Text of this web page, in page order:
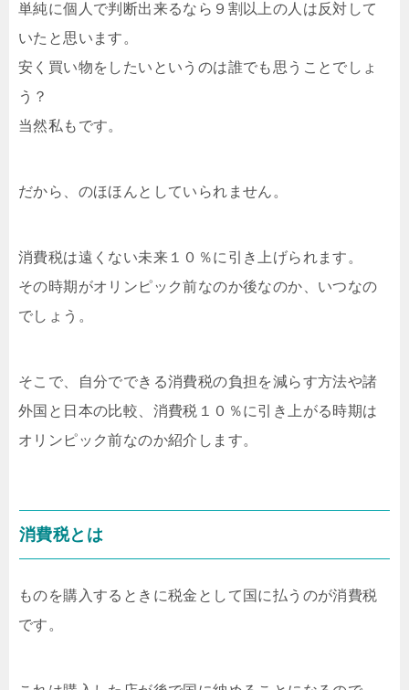
単純に個人で判断出来るなら９割以上の人は反対して
いたと思います。
安く買い物をしたいというのは誰でも思うことでしょ
う？
当然私もです。
だから、のほほんとしていられません。
消費税は遠くない未来１０％に引き上げられます。
その時期がオリンピック前なのか後なのか、いつなの
でしょう。
そこで、自分でできる消費税の負担を減らす方法や諸
外国と日本の比較、消費税１０％に引き上がる時期は
オリンピック前なのか紹介します。
消費税とは
ものを購入するときに税金として国に払うのが消費税
です。